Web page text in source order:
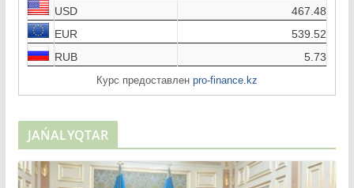
USD
467.48
EUR
539.52
RUB
5.73
Курс предоставлен pro-finance.kz
JAŃALYQTAR